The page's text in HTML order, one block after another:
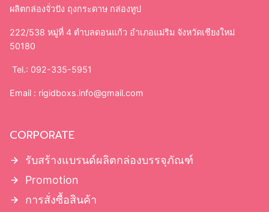
ผลิตกล่องจั่วปัง ถุงกระดาษ กล่องทูป
222/538 หมู่ที่ 4 ตำบลดอนแก้ว อำเภอแม่ริม จังหวัดเชียงใหม่
50180
Tel.: 092-335-5951
Email : rigidboxs.info@gmail.com
CORPORATE
รับสร้างแบรนด์ผลิตกล่องบรรจุภัณฑ์
Promotion
การสั่งซื้อสินค้า